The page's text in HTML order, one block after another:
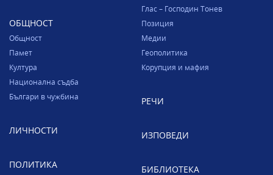
ОБЩНОСТ
Общност
Памет
Култура
Национална съдба
Българи в чужбина
ЛИЧНОСТИ
ПОЛИТИКА
Глас – Господин Тонев
Позиция
Медии
Геополитика
Корупция и мафия
РЕЧИ
ИЗПОВЕДИ
БИБЛИОТЕКА